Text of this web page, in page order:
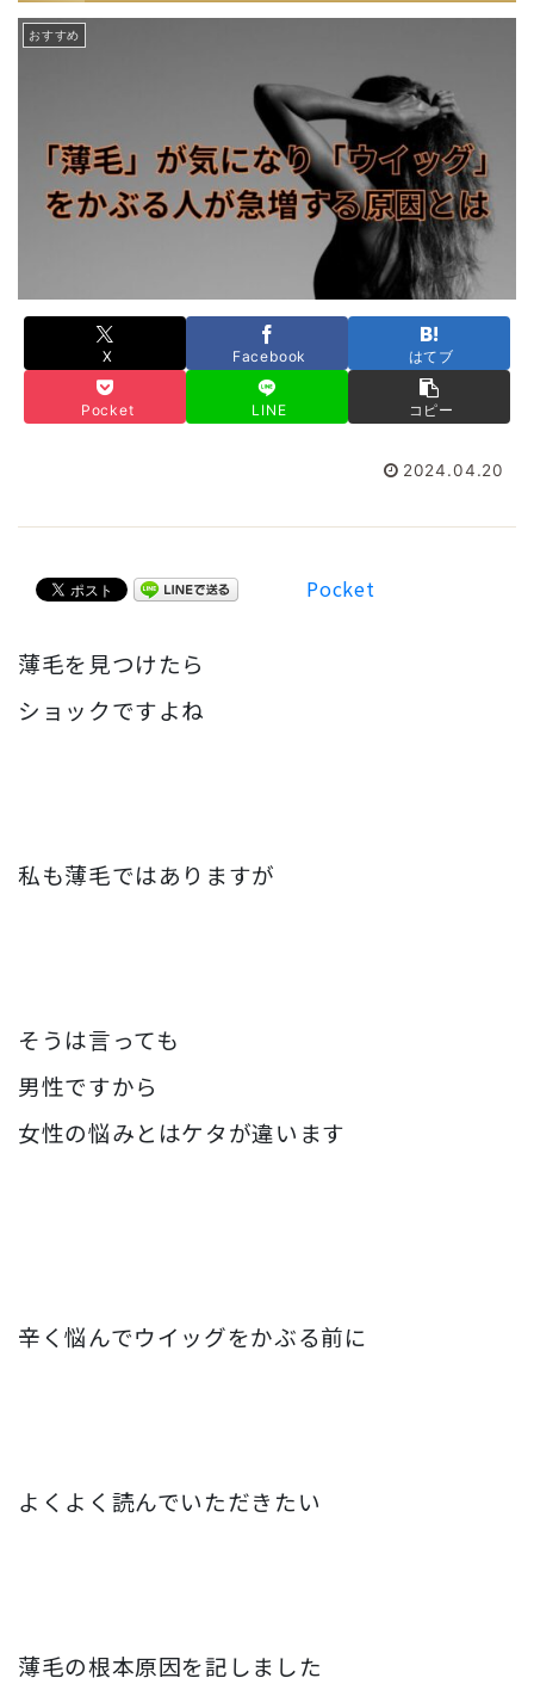
おすすめ
X Facebook はてブ
Pocket LINE コピー
2024.04.20
Pocket
薄毛を見つけたら
ショックですよね
私も薄毛ではありますが
そうは言っても
男性ですから
女性の悩みとはケタが違います
辛く悩んでウイッグをかぶる前に
よくよく読んでいただきたい
薄毛の根本原因を記しました